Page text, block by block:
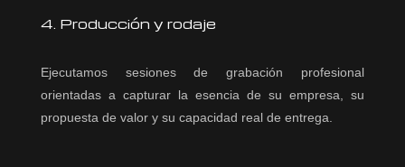
4. Producción y rodaje
Ejecutamos sesiones de grabación profesional
orientadas a capturar la esencia de su empresa, su
propuesta de valor y su capacidad real de entrega.